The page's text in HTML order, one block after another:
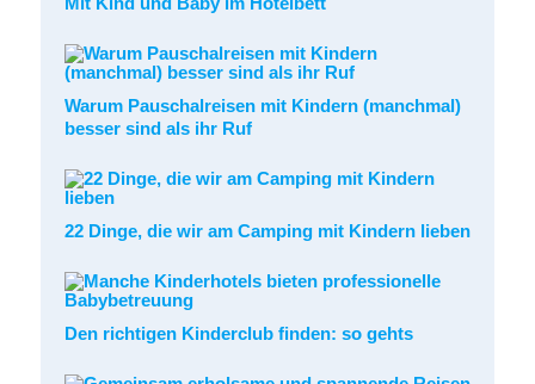
Warum Pauschalreisen mit Kindern (manchmal)
besser sind als ihr Ruf
22 Dinge, die wir am Camping mit Kindern lieben
Den richtigen Kinderclub finden: so gehts